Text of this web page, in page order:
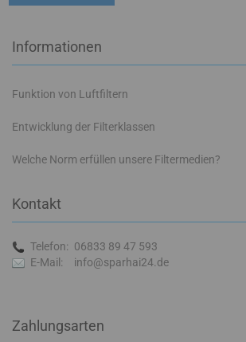
Informationen
Funktion von Luftfiltern
Entwicklung der Filterklassen
Welche Norm erfüllen unsere Filtermedien?
Kontakt
Telefon: 06833 89 47 593
E-Mail:
info@sparhai24.de
Zahlungsarten